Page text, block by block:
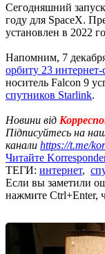
Сегодняшний
году для SpaceX.
установлен в 2022
Напомним, 7
орбиту 23
носитель Falcon 9
спутников Starlink.
Новини від
Підписуйтесь на
канали https://t.me/
Читайте
ТЕГИ: интернет,
Если вы заметили
нажмите Ctrl+Enter,